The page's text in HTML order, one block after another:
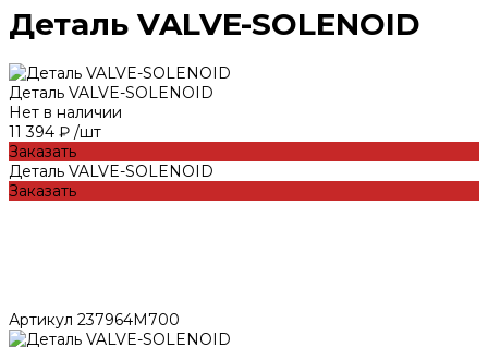
Деталь VALVE-SOLENOID
Деталь VALVE-SOLENOID
Нет в наличии
11 394 ₽ /шт
Заказать
Деталь VALVE-SOLENOID
Заказать
Артикул 237964M700